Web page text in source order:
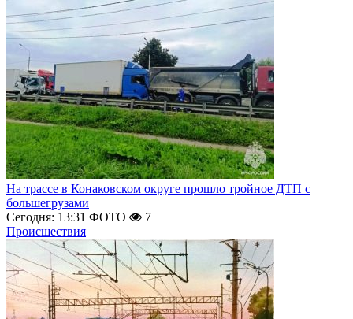
На трассе в Конаковском округе прошло тройное ДТП с
большегрузами
Сегодня: 13:31 ФОТО
7
Происшествия